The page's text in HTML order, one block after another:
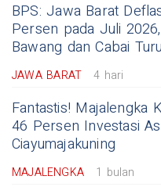
BPS: Jawa Barat
Persen pada Juli
Bawang dan Cabai
JAWA BARAT 4 hari
Fantastis! Majalengka
46 Persen Investasi
Ciayumajakuning
MAJALENGKA 1 bulan